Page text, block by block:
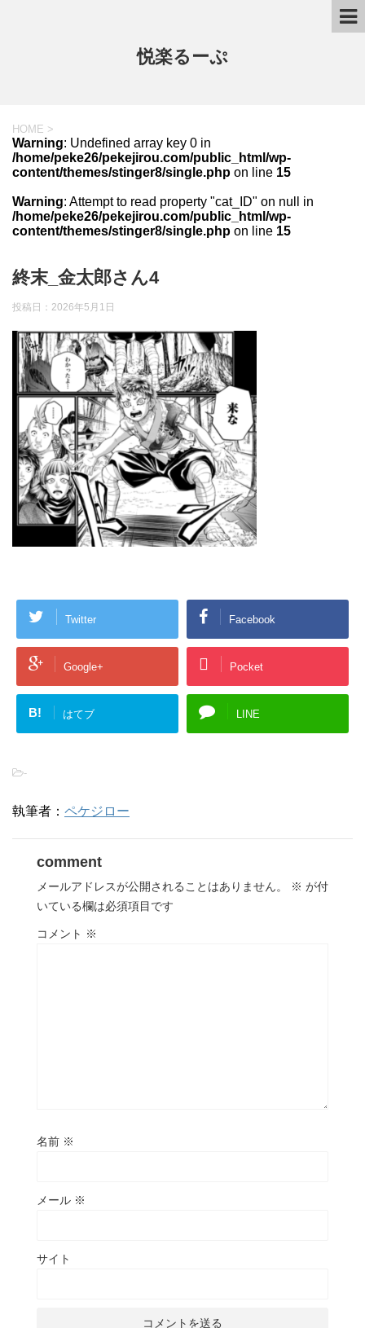
悦楽るーぷ
HOME >
Warning: Undefined array key 0 in
/home/peke26/pekejirou.com/public_html/wp-
content/themes/stinger8/single.php on line 15
Warning: Attempt to read property "cat_ID" on null in
/home/peke26/pekejirou.com/public_html/wp-
content/themes/stinger8/single.php on line 15
終末_金太郎さん4
投稿日： 2026年5月1日
Twitter Facebook
Google+ Pocket
B! はてブ LINE
-
執筆者： ペケジロー
comment
メールアドレスが公開されることはありません。 ※ が付
いている欄は必須項目です
コメント ※
名前 ※
メール ※
サイト